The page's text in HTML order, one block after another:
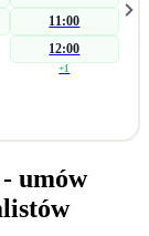
somatycznych
parom i
na ich seksualność.
hipolibidemia), •
na
relacjami
• obniżonym
• kryzysu
11:00
12:00
+1
umów